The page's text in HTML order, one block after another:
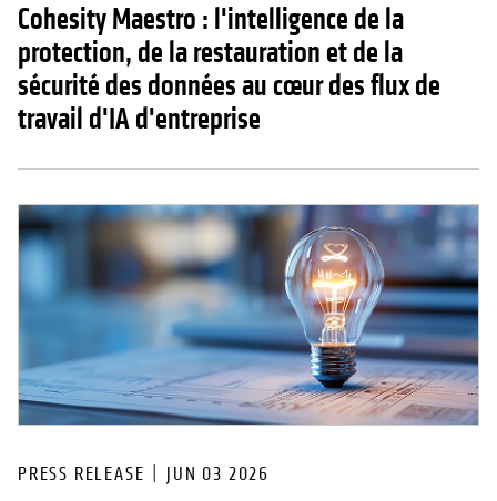
Cohesity Maestro : l'intelligence de la
protection, de la restauration et de la
sécurité des données au cœur des flux de
travail d'IA d'entreprise
PRESS RELEASE JUN 03 2026